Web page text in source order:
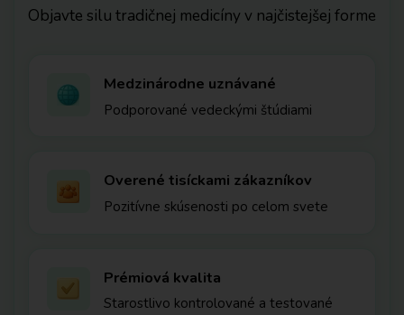
Objavte silu tradičnej medicíny v najčistejšej forme
Medzinárodne uznávané
Podporované vedeckými štúdiami
Overené tisíckami zákazníkov
Pozitívne skúsenosti po celom svete
Prémiová kvalita
Starostlivo kontrolované a testované